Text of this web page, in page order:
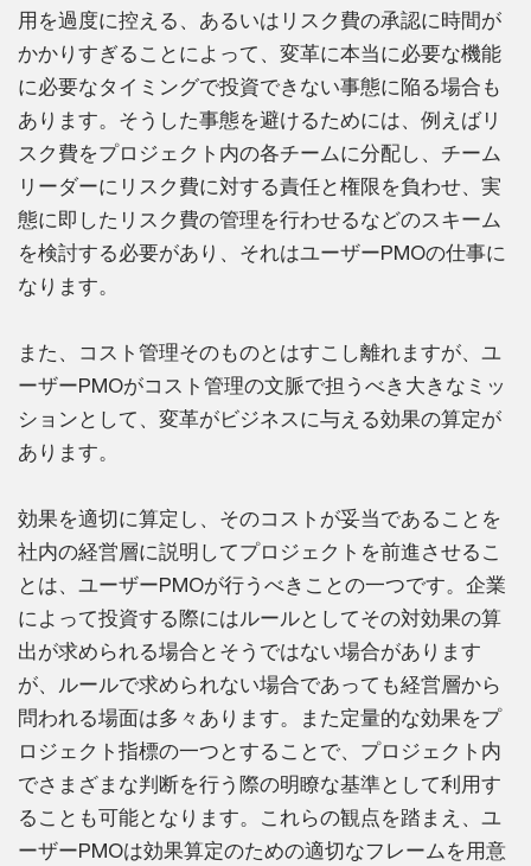
用を過度に控える、あるいはリスク費の承認に時間が
かかりすぎることによって、変革に本当に必要な機能
に必要なタイミングで投資できない事態に陥る場合も
あります。そうした事態を避けるためには、例えばリ
スク費をプロジェクト内の各チームに分配し、チーム
リーダーにリスク費に対する責任と権限を負わせ、実
態に即したリスク費の管理を行わせるなどのスキーム
を検討する必要があり、それはユーザーPMOの仕事に
なります。
また、コスト管理そのものとはすこし離れますが、ユ
ーザーPMOがコスト管理の文脈で担うべき大きなミッ
ションとして、変革がビジネスに与える効果の算定が
あります。
効果を適切に算定し、そのコストが妥当であることを
社内の経営層に説明してプロジェクトを前進させるこ
とは、ユーザーPMOが行うべきことの一つです。企業
によって投資する際にはルールとしてその対効果の算
出が求められる場合とそうではない場合があります
が、ルールで求められない場合であっても経営層から
問われる場面は多々あります。また定量的な効果をプ
ロジェクト指標の一つとすることで、プロジェクト内
でさまざまな判断を行う際の明瞭な基準として利用す
ることも可能となります。これらの観点を踏まえ、ユ
ーザーPMOは効果算定のための適切なフレームを用意